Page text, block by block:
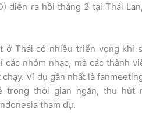
diễn ra hồi tháng 2 tại Thái
ở Thái có nhiều triển vọng khi
các nhóm nhạc, mà các thành
Ví dụ gần nhất là
trong thời gian ngắn, thu hút
tham dự.